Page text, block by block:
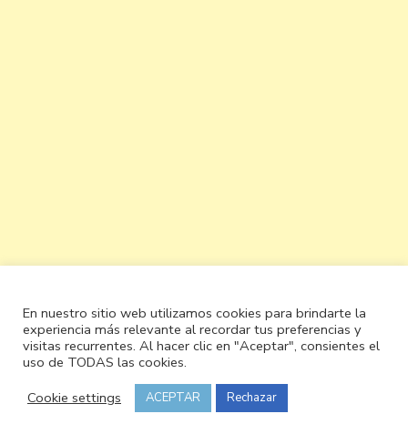
En nuestro sitio web utilizamos cookies para brindarte la
experiencia más relevante al recordar tus preferencias y
visitas recurrentes. Al hacer clic en "Aceptar", consientes el
uso de TODAS las cookies.
Cookie settings
ACEPTAR Rechazar